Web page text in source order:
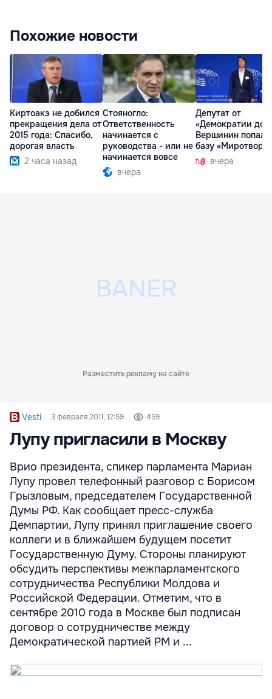
Похожие новости
Киртоакэ не добился
прекращения дела от
2015 года: Спасибо,
дорогая власть
2 часа назад
Стояногло:
Ответственность
начинается с
руководства - или не
начинается вовсе
вчера
Депутат от
«Демократии
Вершинин попал в
базу
вчера
Разместить рекламу на сайте
Vesti 3 февраля 2011, 12:59 459
Лупу пригласили в Москву
Врио президента, спикер парламента Мариан
Лупу провел телефонный разговор с Борисом
Грызловым, председателем Государственной
Думы РФ. Как сообщает пресс-служба
Демпартии, Лупу принял приглашение своего
коллеги и в ближайшем будущем посетит
Государственную Думу. Стороны планируют
обсудить перспективы межпарламентского
сотрудничества Республики Молдова и
Российской Федерации. Отметим, что в
сентябре 2010 года в Москве был подписан
договор о сотрудничестве между
Демократической партией РМ и ...